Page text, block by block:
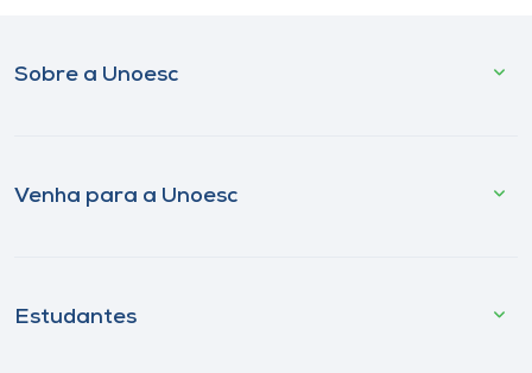
Sobre a Unoesc
Venha para a Unoesc
Estudantes